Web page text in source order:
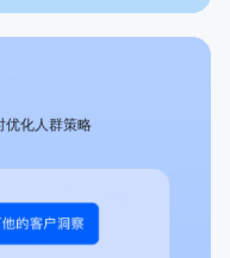
优化人群策略